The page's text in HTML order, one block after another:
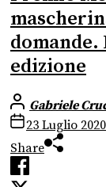
edizione
Gabriele
23 Luglio 2020
Share